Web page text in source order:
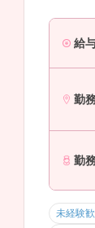
給
勤
勤
未経験